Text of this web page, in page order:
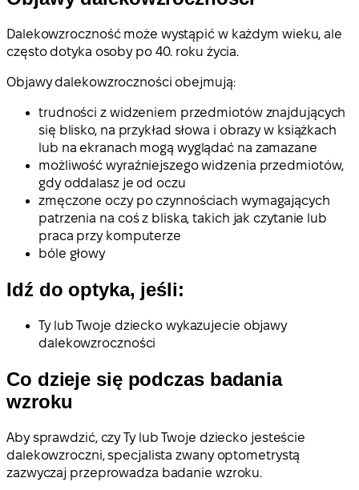
Dalekowzroczność może wystąpić w każdym wieku, ale
często dotyka osoby po 40. roku życia.
Objawy dalekowzroczności obejmują:
trudności z widzeniem przedmiotów znajdujących
się blisko, na przykład słowa i obrazy w książkach
lub na ekranach mogą wyglądać na zamazane
możliwość wyraźniejszego widzenia przedmiotów,
gdy oddalasz je od oczu
zmęczone oczy po czynnościach wymagających
patrzenia na coś z bliska, takich jak czytanie lub
praca przy komputerze
bóle głowy
Idź do optyka, jeśli:
Ty lub Twoje dziecko wykazujecie objawy
dalekowzroczności
Co dzieje się podczas badania
wzroku
Aby sprawdzić, czy Ty lub Twoje dziecko jesteście
dalekowzroczni, specjalista zwany optometrystą
zazwyczaj przeprowadza badanie wzroku.